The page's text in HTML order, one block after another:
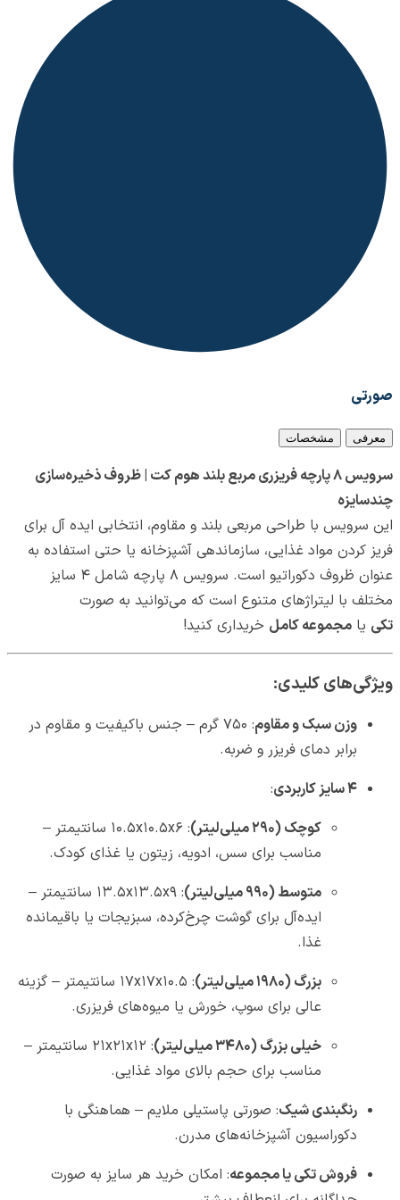
صورتی
معرفی مشخصات
سرویس ۸ پارچه فریزری مربع بلند هوم کت | ظروف ذخیره‌سازی
چندسایزه
این سرویس با طراحی مربعی بلند و مقاوم، انتخابی ایده آل برای
فریز کردن مواد غذایی، سازماندهی آشپزخانه یا حتی استفاده به
عنوان ظروف دکوراتیو است. سرویس ۸ پارچه شامل ۴ سایز
مختلف با لیتراژهای متنوع است که می‌توانید به صورت
تکی یا مجموعه کامل خریداری کنید!
ویژگی‌های کلیدی:
وزن سبک و مقاوم
: ۷۵۰ گرم – جنس باکیفیت و مقاوم در
برابر دمای فریزر و ضربه.
۴ سایز کاربردی
:
کوچک (۲۹۰ میلی‌لیتر)
: ۱۰.۵x۱۰.۵x۶ سانتیمتر –
مناسب برای سس، ادویه، زیتون یا غذای کودک.
متوسط (۹۹۰ میلی‌لیتر)
: ۱۳.۵x۱۳.۵x۹ سانتیمتر –
ایده‌آل برای گوشت چرخ‌کرده، سبزیجات یا باقیمانده
غذا.
بزرگ (۱۹۸۰ میلی‌لیتر)
: ۱۷x۱۷x۱۰.۵ سانتیمتر – گزینه
عالی برای سوپ، خورش یا میوه‌های فریزری.
خیلی بزرگ (۳۴۸۰ میلی‌لیتر)
: ۲۱x۲۱x۱۲ سانتیمتر –
مناسب برای حجم بالای مواد غذایی.
رنگبندی شیک: صورتی پاستیلی ملایم – هماهنگی با
دکوراسیون آشپزخانه‌های مدرن.
فروش تکی یا مجموعه: امکان خرید هر سایز به صورت